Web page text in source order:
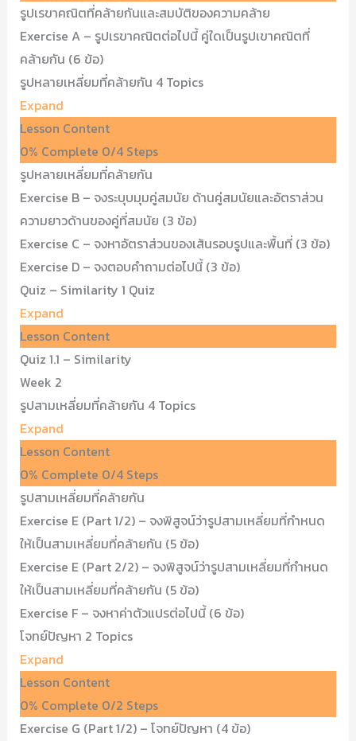
รูปเรขาคณิตที่คล้ายกันและสมบัติของความคล้าย
Exercise A – รูปเรขาคณิตต่อไปนี้ คู่ใดเป็นรูปเขาคณิตที่
คล้ายกัน (6 ข้อ)
รูปหลายเหลี่ยมที่คล้ายกัน 4 Topics
Expand
Lesson Content
0% Complete 0/4 Steps
รูปหลายเหลี่ยมที่คล้ายกัน
Exercise B – จงระบุบมุมคู่สมนัย ด้านคู่สมนัยและอัตราส่วน
ความยาวด้านของคู่ที่สมนัย (3 ข้อ)
Exercise C – จงหาอัตราส่วนของเส้นรอบรูปและพื้นที่ (3 ข้อ)
Exercise D – จงตอบคำถามต่อไปนี้ (3 ข้อ)
Quiz – Similarity 1 Quiz
Expand
Lesson Content
Quiz 1.1 – Similarity
Week 2
รูปสามเหลี่ยมที่คล้ายกัน 4 Topics
Expand
Lesson Content
0% Complete 0/4 Steps
รูปสามเหลี่ยมที่คล้ายกัน
Exercise E (Part 1/2) – จงพิสูจน์ว่ารูปสามเหลี่ยมที่กำหนด
ให้เป็นสามเหลี่ยมที่คล้ายกัน (5 ข้อ)
Exercise E (Part 2/2) – จงพิสูจน์ว่ารูปสามเหลี่ยมที่กำหนด
ให้เป็นสามเหลี่ยมที่คล้ายกัน (5 ข้อ)
Exercise F – จงหาค่าตัวแปรต่อไปนี้ (6 ข้อ)
โจทย์ปัญหา 2 Topics
Expand
Lesson Content
0% Complete 0/2 Steps
Exercise G (Part 1/2) – โจทย์ปัญหา (4 ข้อ)